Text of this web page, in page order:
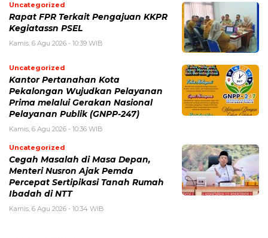
Uncategorized
Rapat FPR Terkait Pengajuan KKPR
Kegiatassn PSEL
Kamis, 6 Agu 2026 - 10:39 WIB
Uncategorized
Kantor Pertanahan Kota
Pekalongan Wujudkan Pelayanan
Prima melalui Gerakan Nasional
Pelayanan Publik (GNPP-247)
Kamis, 6 Agu 2026 - 10:36 WIB
Uncategorized
Cegah Masalah di Masa Depan,
Menteri Nusron Ajak Pemda
Percepat Sertipikasi Tanah Rumah
Ibadah di NTT
Kamis, 6 Agu 2026 - 10:34 WIB